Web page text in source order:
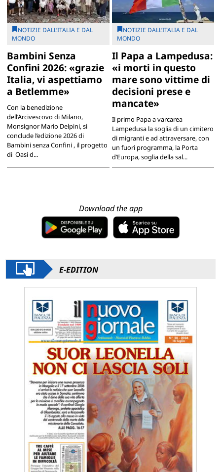
NOTIZIE DALL’ITALIA E DAL
MONDO
Bambini Senza
Confini 2026: «grazie
Italia, vi aspettiamo
a Betlemme»
Con la benedizione
dell’Arcivescovo di Milano,
Monsignor Mario Delpini, si
conclude l’edizione 2026 di
Bambini senza Confini , il progetto
di Oasi d...
NOTIZIE DALL’ITALIA E DAL
MONDO
Il Papa a Lampedusa:
«i morti in questo
mare sono vittime di
decisioni prese e
mancate»
Il primo Papa a varcarea
Lampedusa la soglia di un cimitero
di migranti e ad attraversare, con
un fuori programma, la Porta
d’Europa, soglia della sal...
Download the app
E-EDITION